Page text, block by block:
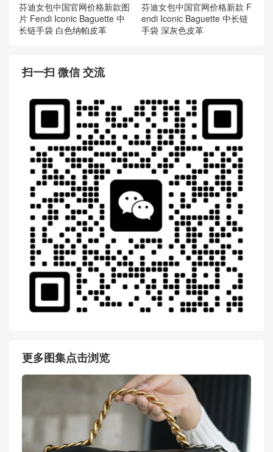
芬迪女包中国官网价格新款图
片 Fendi Iconic Baguette 中
长链手袋 白色纳帕皮革
芬迪女包中国官网价格新款 F
endi Iconic Baguette 中长链
手袋 深灰色皮革
扫一扫 微信 交流
更多图集点击浏览